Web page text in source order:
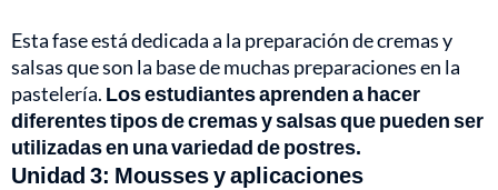
Esta fase está dedicada a la preparación de cremas y
salsas que son la base de muchas preparaciones en la
pastelería. Los estudiantes aprenden a hacer
diferentes tipos de cremas y salsas que pueden ser
utilizadas en una variedad de postres.
Unidad 3: Mousses y aplicaciones